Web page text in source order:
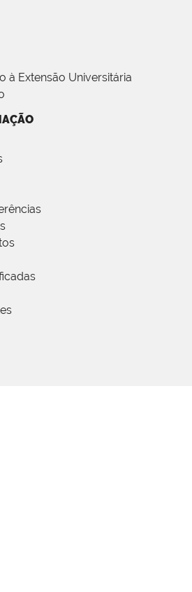
à Extensão Universitária